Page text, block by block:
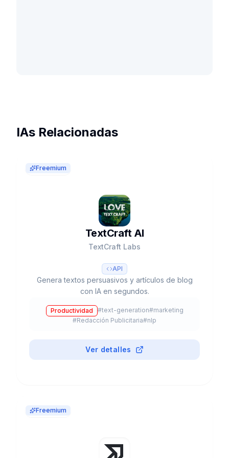
IAs Relacionadas
Freemium
TextCraft AI
TextCraft Labs
API
Genera textos persuasivos y artículos de blog
con IA en segundos.
Productividad #text-generation#marketing
#Redacción Publicitaria#nlp
Ver detalles
Freemium